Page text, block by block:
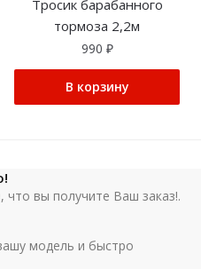
Тросик барабанного
тормоза 2,2м
990 ₽
В корзину
что вы получите Ваш заказ!.
модель и быстро